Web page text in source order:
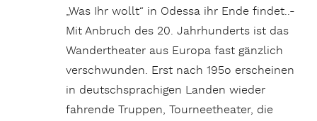
„Was Ihr wollt“ in Odessa ihr Ende findet..-
Mit Anbruch des 20. Jahrhunderts ist das
Wandertheater aus Europa fast gänzlich
verschwunden. Erst nach 195o erscheinen
in deutschsprachigen Landen wieder
fahrende Truppen, Tourneetheater, die